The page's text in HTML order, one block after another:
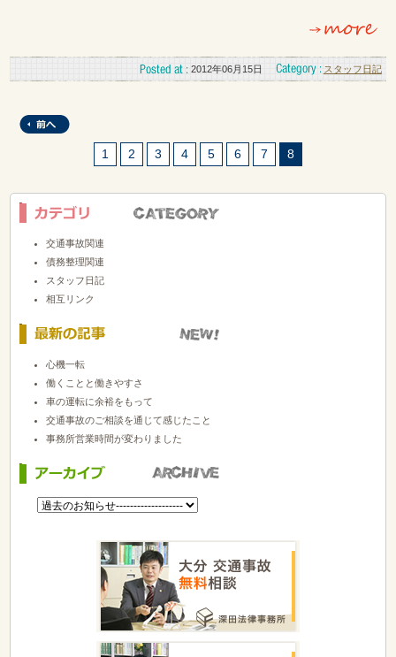
スタッフ日記
2012年06月15日
1 2 3 4 5 6 7 8
交通事故関連
債務整理関連
スタッフ日記
相互リンク
心機一転
働くことと働きやすさ
車の運転に余裕をもって
交通事故のご相談を通じて感じたこと
事務所営業時間が変わりました